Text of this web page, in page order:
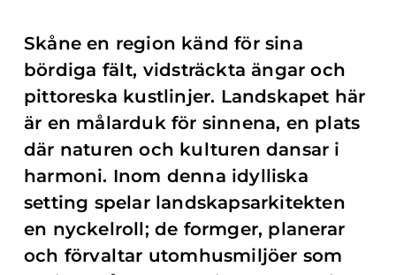
Skåne en region känd för sina
bördiga fält, vidsträckta ängar och
pittoreska kustlinjer. Landskapet här
är en målarduk för sinnena, en plats
där naturen och kulturen dansar i
harmoni. Inom denna idylliska
setting spelar landskapsarkitekten
en nyckelroll; de formger, planerar
och förvaltar utomhusmiljöer som